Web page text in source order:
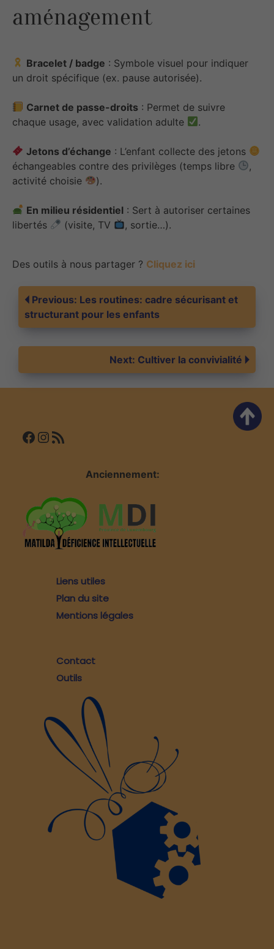
aménagement
Bracelet / badge : Symbole visuel pour indiquer
un droit spécifique (ex. pause autorisée).
Carnet de passe-droits : Permet de suivre
chaque usage, avec validation adulte
.
Jetons d’échange : L’enfant collecte des jetons
échangeables contre des privilèges (temps libre
,
activité choisie
).
En milieu résidentiel : Sert à autoriser certaines
libertés
(visite, TV , sortie…).
Des outils à nous partager ? Cliquez ici
Navigation
de
l’article
Previous: Les routines: cadre sécurisant et
structurant pour les enfants
Next: Cultiver la convivialité
Facebook InstagramFlux RSS
Anciennement:
Liens utiles
Plan du site
Mentions légales
Contact
Outils